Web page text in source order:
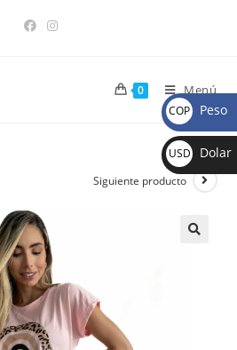
0 Menú
Siguiente producto
COP
$
Peso
USD
$
Dolar